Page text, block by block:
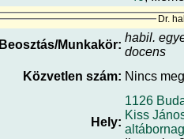
Dr.
Beosztás/Munkakör:
habil.
docens
Közvetlen szám: Nincs
Hely:
1126
Kiss